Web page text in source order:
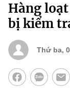
Hàng
bị kiểm
Thứ ba,